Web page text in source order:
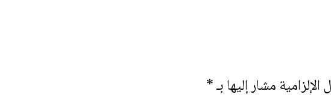
مشار إليها بـ*